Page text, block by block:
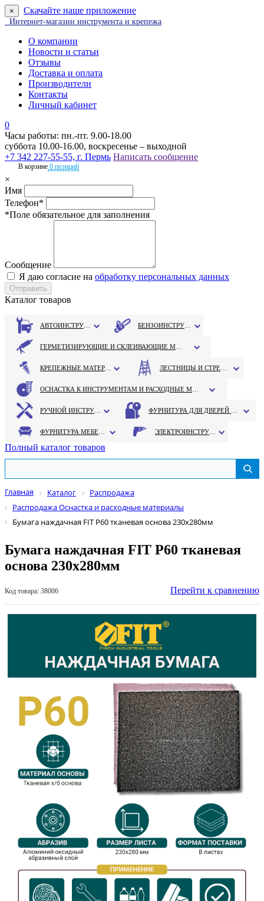
× Скачайте наше приложение
Интернет-магазин инструмента и крепежа
О компании
Новости и статьи
Отзывы
Доставка и оплата
Производители
Контакты
Личный кабинет
0
Часы работы: пн.-пт. 9.00-18.00
суббота 10.00-16.00, воскресенье – выходной
+7 342 227-55-55, г. Пермь Написать сообщение
В корзине 0 позиций
×
Имя
Телефон*
*Поле обязательное для заполнения
Сообщение
Я даю согласие на обработку персональных данных
Каталог товаров
Полный каталог товаров
Главная Каталог
Распродажа
Распродажа Оснастка и расходные материалы
Бумага наждачная FIT Р60 тканевая основа 230х280мм
Бумага наждачная FIT Р60 тканевая
основа 230х280мм
Код товара: 38006 Перейти к сравнению